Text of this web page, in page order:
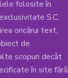
folosite în
S.C.
oricărui text,
de
scopuri decât
în site fără